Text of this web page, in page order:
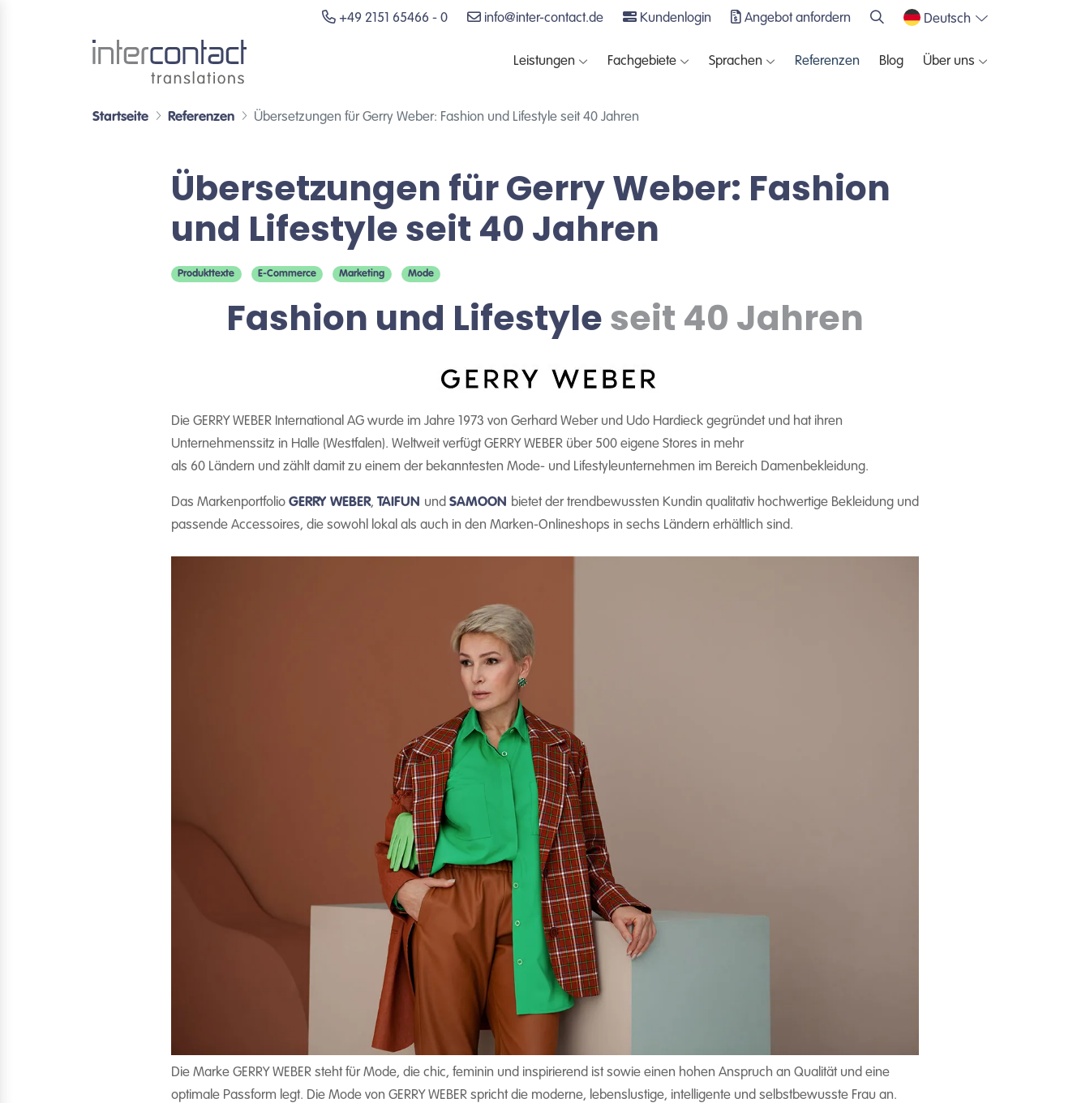
+49 2151 65466 - 0 info@inter-contact.de Kundenlogin Angebot anfordern Deutsch
Leistungen Fachgebiete Sprachen Referenzen Blog Über uns
Startseite Referenzen Übersetzungen für Gerry Weber: Fashion und Lifestyle seit 40 Jahren
Übersetzungen für Gerry Weber: Fashion
und Lifestyle seit 40 Jahren
Produkttexte E-Commerce Marketing Mode
Fashion und Lifestyleseit 40 Jahren
Die GERRY WEBER International AG wurde im Jahre 1973 von Gerhard Weber und Udo Hardieck gegründet und hat ihren
Unternehmenssitz in Halle (Westfalen). Weltweit verfügt GERRY WEBER über 500 eigene Stores in mehr
als 60 Ländern und zählt damit zu einem der bekanntesten Mode- und Lifestyleunternehmen im Bereich Damenbekleidung.
Das Markenportfolio GERRY WEBER, TAIFUN und SAMOON bietet der trendbewussten Kundin qualitativ hochwertige Bekleidung und
passende Accessoires, die sowohl lokal als auch in den Marken-Onlineshops in sechs Ländern erhältlich sind.
Die Marke GERRY WEBER steht für Mode, die chic, feminin und inspirierend ist sowie einen hohen Anspruch an Qualität und eine
optimale Passform legt. Die Mode von GERRY WEBER spricht die moderne, lebenslustige, intelligente und selbstbewusste Frau an.